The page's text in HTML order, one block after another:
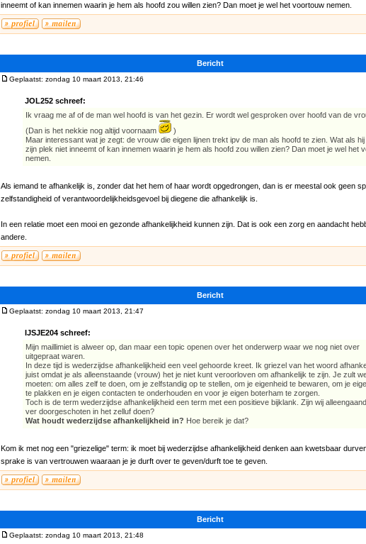
inneemt of kan innemen waarin je hem als hoofd zou willen zien? Dan moet je wel het voortouw nemen.
Bericht
Geplaatst: zondag 10 maart 2013, 21:46
JOL252 schreef:
Ik vraag me af of de man wel hoofd is van het gezin. Er wordt wel gesproken over hoofd van de
(Dan is het nekkie nog altijd voornaam
)
Maar interessant wat je zegt: de vrouw die eigen lijnen trekt ipv de man als hoofd te zien. Wat als
zijn plek niet inneemt of kan innemen waarin je hem als hoofd zou willen zien? Dan moet je wel het
nemen.
Als iemand te afhankelijk is, zonder dat het hem of haar wordt opgedrongen, dan is er meestal ook geen
zelfstandigheid of verantwoordelijkheidsgevoel bij diegene die afhankelijk is.
In een relatie moet een mooi en gezonde afhankelijkheid kunnen zijn. Dat is ook een zorg en aandacht
andere.
Bericht
Geplaatst: zondag 10 maart 2013, 21:47
IJSJE204 schreef:
Mijn maillimiet is alweer op, dan maar een topic openen over het onderwerp waar we nog niet over
uitgepraat waren.
In deze tijd is wederzijdse afhankelijkheid een veel gehoorde kreet. Ik griezel van het woord
juist omdat je als alleenstaande (vrouw) het je niet kunt veroorloven om afhankelijk te zijn. Je zult
moeten: om alles zelf te doen, om je zelfstandig op te stellen, om je eigenheid te bewaren, om je
te plakken en je eigen contacten te onderhouden en voor je eigen boterham te zorgen.
Toch is de term wederzijdse afhankelijkheid een term met een positieve bijklank. Zijn wij
ver doorgeschoten in het zelluf doen?
Wat houdt wederzijdse afhankelijkheid in? Hoe bereik je dat?
Kom ik met nog een "griezelige" term: ik moet bij wederzijdse afhankelijkheid denken aan kwetsbaar
sprake is van vertrouwen waaraan je je durft over te geven/durft toe te geven.
Bericht
Geplaatst: zondag 10 maart 2013, 21:48